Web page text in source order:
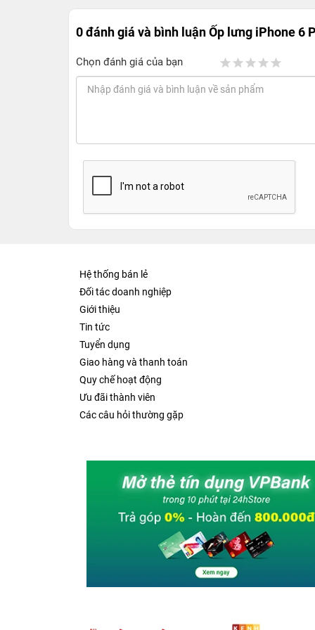
0 đánh giá và bình luậnỐp lưng iPhone 6
Chọn đánh giá của bạn
Hệ thống bán lẻ
Đối tác doanh nghiệp
Giới thiệu
Tin tức
Tuyển dụng
Giao hàng và thanh toán
Quy chế hoạt động
Ưu đãi thành viên
Các câu hỏi thường gặp